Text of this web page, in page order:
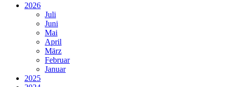
2026
Juli
Juni
Mai
April
März
Februar
Januar
2025